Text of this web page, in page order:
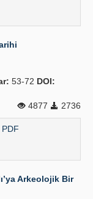
53-72 DOI:
4877
2736
PDF
Arkeolojik Bir